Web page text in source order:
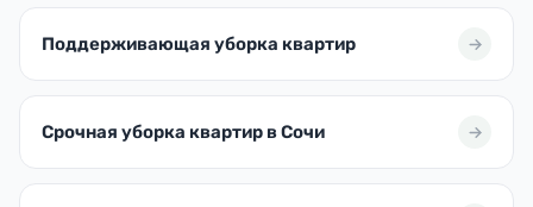
Поддерживающая уборка квартир
Срочная уборка квартир в Сочи